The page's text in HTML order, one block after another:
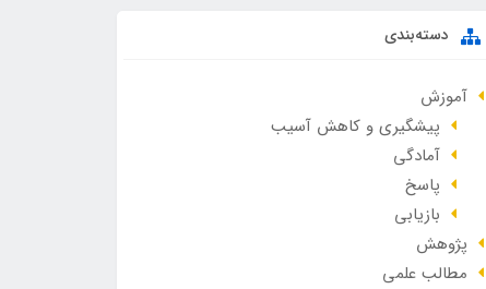
دسته‌بندی
آموزش
پیشگیری و کاهش آسیب
آمادگی
پاسخ
بازیابی
پژوهش
مطالب علمی